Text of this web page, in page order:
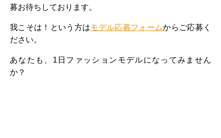
募お待ちしております。
我こそは！という方はモデル応募フォームからご応募く
ださい。
あなたも、1日ファッションモデルになってみません
か？